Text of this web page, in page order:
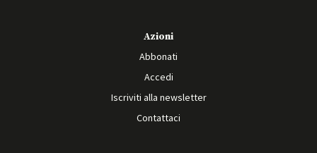
Azioni
Abbonati
Accedi
Iscriviti alla newsletter
Contattaci